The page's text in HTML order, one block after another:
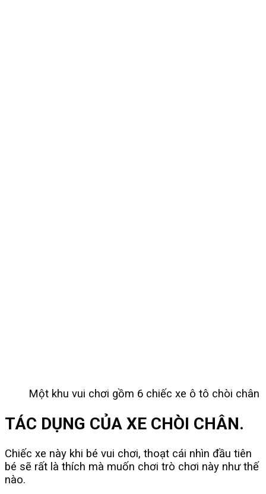
Một khu vui chơi gồm 6 chiếc xe ô tô chòi chân
TÁC DỤNG CỦA XE CHÒI CHÂN.
Chiếc xe này khi bé vui chơi, thoạt cái nhìn đầu tiên
bé sẽ rất là thích mà muốn chơi trò chơi này như thế
nào.